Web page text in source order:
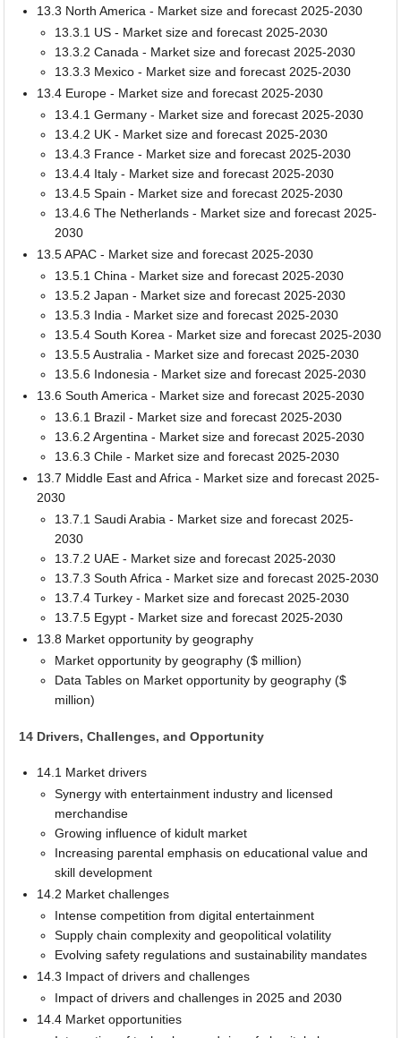
13.3 North America - Market size and forecast 2025-2030
13.3.1 US - Market size and forecast 2025-2030
13.3.2 Canada - Market size and forecast 2025-2030
13.3.3 Mexico - Market size and forecast 2025-2030
13.4 Europe - Market size and forecast 2025-2030
13.4.1 Germany - Market size and forecast 2025-2030
13.4.2 UK - Market size and forecast 2025-2030
13.4.3 France - Market size and forecast 2025-2030
13.4.4 Italy - Market size and forecast 2025-2030
13.4.5 Spain - Market size and forecast 2025-2030
13.4.6 The Netherlands - Market size and forecast 2025-
2030
13.5 APAC - Market size and forecast 2025-2030
13.5.1 China - Market size and forecast 2025-2030
13.5.2 Japan - Market size and forecast 2025-2030
13.5.3 India - Market size and forecast 2025-2030
13.5.4 South Korea - Market size and forecast 2025-2030
13.5.5 Australia - Market size and forecast 2025-2030
13.5.6 Indonesia - Market size and forecast 2025-2030
13.6 South America - Market size and forecast 2025-2030
13.6.1 Brazil - Market size and forecast 2025-2030
13.6.2 Argentina - Market size and forecast 2025-2030
13.6.3 Chile - Market size and forecast 2025-2030
13.7 Middle East and Africa - Market size and forecast 2025-
2030
13.7.1 Saudi Arabia - Market size and forecast 2025-
2030
13.7.2 UAE - Market size and forecast 2025-2030
13.7.3 South Africa - Market size and forecast 2025-2030
13.7.4 Turkey - Market size and forecast 2025-2030
13.7.5 Egypt - Market size and forecast 2025-2030
13.8 Market opportunity by geography
Market opportunity by geography ($ million)
Data Tables on Market opportunity by geography ($
million)
14 Drivers, Challenges, and Opportunity
14.1 Market drivers
Synergy with entertainment industry and licensed
merchandise
Growing influence of kidult market
Increasing parental emphasis on educational value and
skill development
14.2 Market challenges
Intense competition from digital entertainment
Supply chain complexity and geopolitical volatility
Evolving safety regulations and sustainability mandates
14.3 Impact of drivers and challenges
Impact of drivers and challenges in 2025 and 2030
14.4 Market opportunities